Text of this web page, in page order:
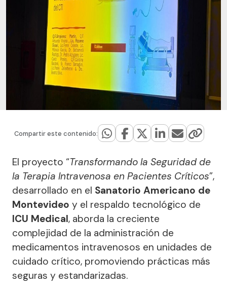
Compartir este contenido:
El proyecto “Transformando la Seguridad de
la Terapia Intravenosa en Pacientes Críticos”,
desarrollado en el Sanatorio Americano de
Montevideo y el respaldo tecnológico de
ICU Medical, aborda la creciente
complejidad de la administración de
medicamentos intravenosos en unidades de
cuidado crítico, promoviendo prácticas más
seguras y estandarizadas.